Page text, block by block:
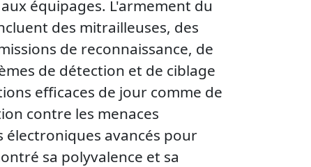
équipages. L'armement du
des mitrailleuses, des
de reconnaissance, de
de détection et de ciblage
efficaces de jour comme de
contre les menaces
électroniques avancés pour
sa polyvalence et sa